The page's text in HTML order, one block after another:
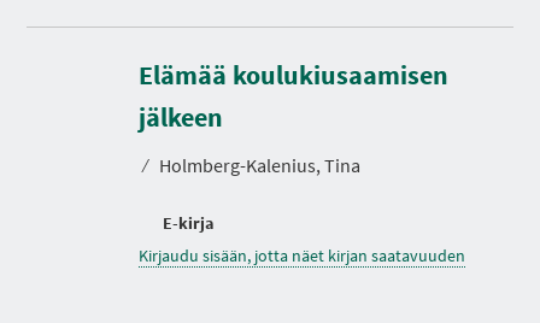
Elämää koulukiusaamisen
jälkeen
⁄ Holmberg-Kalenius, Tina
E-kirja
Kirjaudu sisään, jotta näet kirjan saatavuuden